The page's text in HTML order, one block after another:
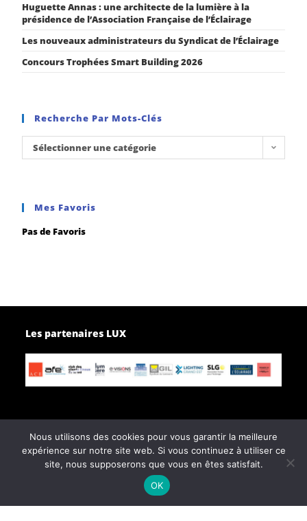
Huguette Annas : une architecte de la lumière à la
présidence de l’Association Française de l’Éclairage
Les nouveaux administrateurs du Syndicat de l’Éclairage
Concours Trophées Smart Building 2026
Recherche Par Mots-Clés
Sélectionner une catégorie
Mes Favoris
Pas de Favoris
Les partenaires LUX
Page d’accueil
Contactez-nous
Politique de confidentialité
Conditions générales de vente
Nous utilisons des cookies pour vous garantir la meilleure
expérience sur notre site web. Si vous continuez à utiliser ce
site, nous supposerons que vous en êtes satisfait.
OK